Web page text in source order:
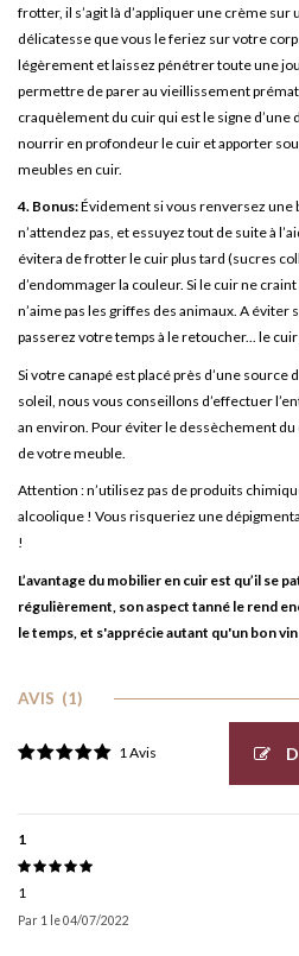
frotter, il s’agit là d’appliquer une crème sur
délicatesse que vous le feriez sur votre
légèrement et laissez pénétrer toute une
permettre de parer au vieillissement
craquèlement du cuir qui est le signe d’une
nourrir en profondeur le cuir et apporter
meubles en cuir.
4. Bonus:Évidement si vous renversez une
n’attendez pas, et essuyez tout de suite à
évitera de frotter le cuir plus tard (sucres
d’endommager la couleur. Si le cuir ne
n’aime pas les griffes des animaux. A éviter
passerez votre temps à le retoucher... le cuir
Si votre canapé est placé près d’une source
soleil, nous vous conseillons d’effectuer
an environ. Pour éviter le dessèchement
de votre meuble.
Attention : n’utilisez pas de produits
alcoolique ! Vous risqueriez une
!
L’avantage du mobilier en cuir est qu’il se
régulièrement, son aspect tanné le rend
le temps, et s'apprécie autant qu'un bon vin
AVIS (1)
1 Avis
1
1
Par 1 le04/07/2022